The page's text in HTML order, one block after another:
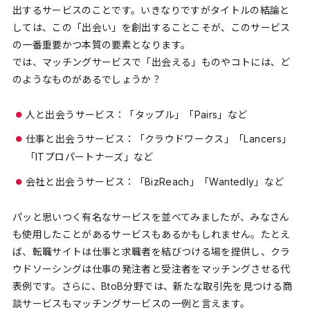
出するサービスのことです。いきなりですがタイトルの結論と
しては、この「出会い」を創出することこそが、このサービス
の一番重要かつ本質の要素となります。
では、マッチングサービスで「出会える」ものやコトには、ど
のようなものがあるでしょうか？
人と出会うサービス：「タップル」「Pairs」など
仕事と出会うサービス：「クラウドワークス」「Lancers」
「ITプロパートナーズ」など
会社と出会うサービス：「BizReach」「Wantedly」など
パッと思いつく有名なサービスを並べてみましたが、みなさん
も使用したことがあるサービスもあるかもしれません。たとえ
ば、転職サイトは仕事と求職者を結びつける場を提供し、クラ
ウドソーシングは仕事の発注者と受注者をマッチングさせる代
表例です。さらに、BtoB分野では、新たな取引先を見つける商
談サービスもマッチングサービスの一例と言えます。